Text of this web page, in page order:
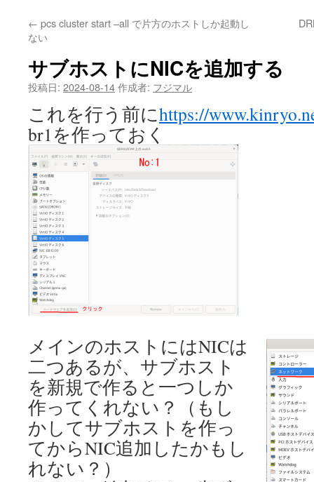
← pcs cluster start –all で片方のホストしか起動し
ない
サブホストにNICを追加する
投稿日: 2024-08-14作成者: フジマル
これを行う前にhttps://
br1を作っておく
メインのホストにはNICは
二つあるが、サブホスト
を新規で作ると一つしか
作ってくれない？（もし
かしてサブホストを作っ
てからNIC追加したかもし
れない？）